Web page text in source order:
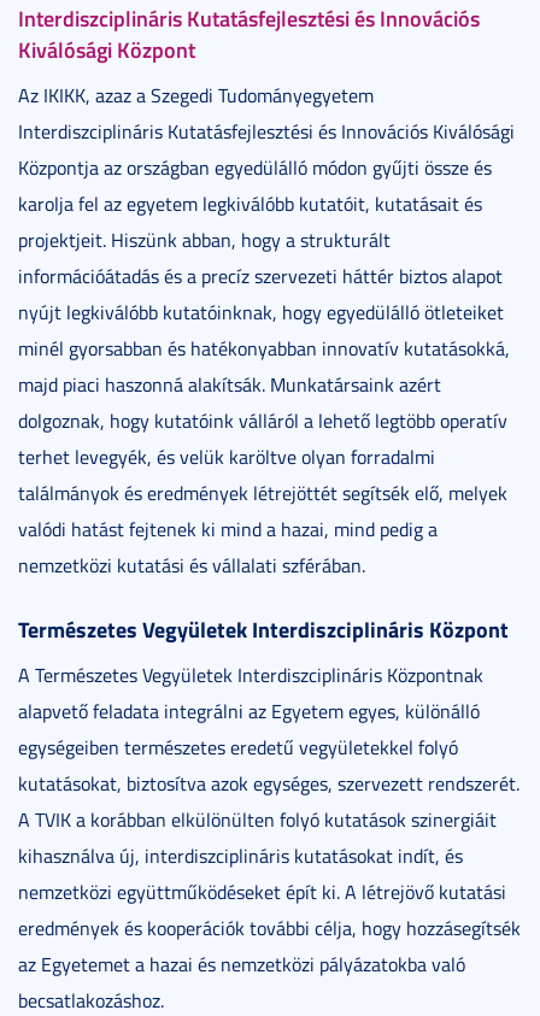
Interdiszciplináris Kutatásfejlesztési és Innovációs
Kiválósági Központ
Az IKIKK, azaz a Szegedi Tudományegyetem
Interdiszciplináris Kutatásfejlesztési és Innovációs Kiválósági
Központja az országban egyedülálló módon gyűjti össze és
karolja fel az egyetem legkiválóbb kutatóit, kutatásait és
projektjeit. Hiszünk abban, hogy a strukturált
információátadás és a precíz szervezeti háttér biztos alapot
nyújt legkiválóbb kutatóinknak, hogy egyedülálló ötleteiket
minél gyorsabban és hatékonyabban innovatív kutatásokká,
majd piaci haszonná alakítsák. Munkatársaink azért
dolgoznak, hogy kutatóink válláról a lehető legtöbb operatív
terhet levegyék, és velük karöltve olyan forradalmi
találmányok és eredmények létrejöttét segítsék elő, melyek
valódi hatást fejtenek ki mind a hazai, mind pedig a
nemzetközi kutatási és vállalati szférában.
Természetes Vegyületek Interdiszciplináris Központ
A Természetes Vegyületek Interdiszciplináris Központnak
alapvető feladata integrálni az Egyetem egyes, különálló
egységeiben természetes eredetű vegyületekkel folyó
kutatásokat, biztosítva azok egységes, szervezett rendszerét.
A TVIK a korábban elkülönülten folyó kutatások szinergiáit
kihasználva új, interdiszciplináris kutatásokat indít, és
nemzetközi együttműködéseket épít ki. A létrejövő kutatási
eredmények és kooperációk további célja, hogy hozzásegítsék
az Egyetemet a hazai és nemzetközi pályázatokba való
becsatlakozáshoz.